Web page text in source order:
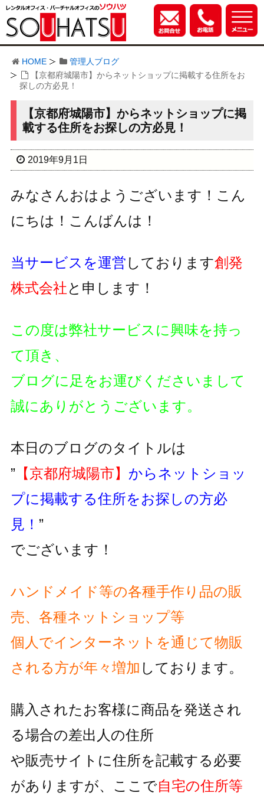
HOME
管理人ブログ
【京都府城陽市】からネットショップに掲載する住所をお
探しの方必見！
【京都府城陽市】からネットショップに掲
載する住所をお探しの方必見！
2019年9月1日
みなさんおはようございます！こん
にちは！こんばんは！
当サービスを運営 しております創発
株式会社と申します！
この度は弊社サービスに興味を持っ
て頂き、
ブログに足をお運びくださいまして
誠にありがとうございます。
本日のブログのタイトルは
”【京都府城陽市】 からネットショッ
プに掲載する住所をお探しの方必
見！ ”
でございます！
ハンドメイド等の各種手作り品の販
売、各種ネットショップ等
個人でインターネットを通じて物販
される方が年々増加 しております。
購入されたお客様に商品を発送され
る場合の差出人の住所
や販売サイトに住所を記載する必要
がありますが、 ここで自宅の住所等